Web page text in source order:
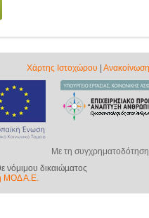
Χάρτης Ιστοχώρου |
Με τη
νόμιμου δικαιώµατος
ΜΟΔ Α.Ε.